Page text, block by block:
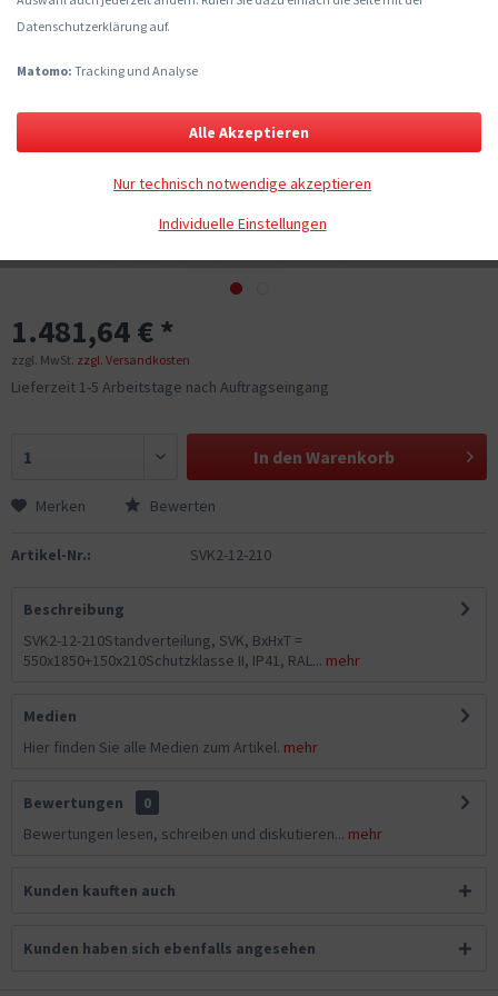
1.481,64 € *
zzgl. MwSt. zzgl. Versandkosten
Lieferzeit 1-5 Arbeitstage nach Auftragseingang
In den Warenkorb
Merken Bewerten
Artikel-Nr.: SVK2-12-210
Beschreibung
SVK2-12-210Standverteilung, SVK, BxHxT =
550x1850+150x210Schutzklasse II, IP41, RAL... mehr
Medien
Hier finden Sie alle Medien zum Artikel. mehr
Bewertungen
0
Bewertungen lesen, schreiben und diskutieren... mehr
Kunden kauften auch
Kunden haben sich ebenfalls angesehen
Datenschutzerklärung auf.
Matomo: Tracking und Analyse
Individuelle Einstellungen
Nur technisch notwendige akzeptieren
Alle Akzeptieren